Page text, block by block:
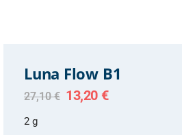
Luna Flow B1
27,10€ Original
price
13,20 €Current
2 g